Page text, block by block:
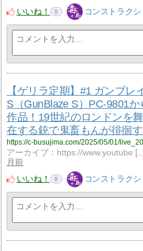
いいね！
0 コンストラク
【ゲリラ定期】#1 ガンブレ
S（GunBlaze S）PC-9801
作品！19世紀のロンドンを
在する銃で鬼畜もんが徘徊す
アーカイブ：https://www.youtube
月前
いいね！
0 コンストラク